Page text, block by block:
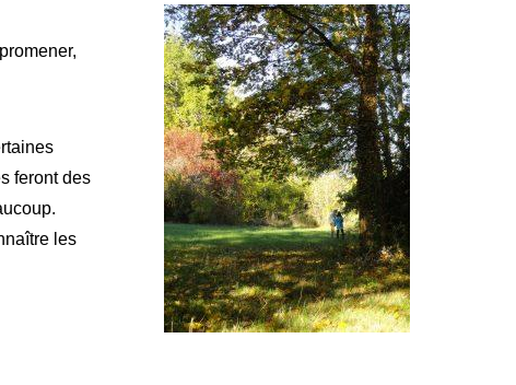
feront des
les